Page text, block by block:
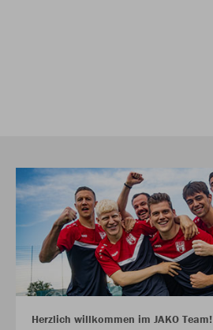
Herzlich willkommen im JAKO Team!